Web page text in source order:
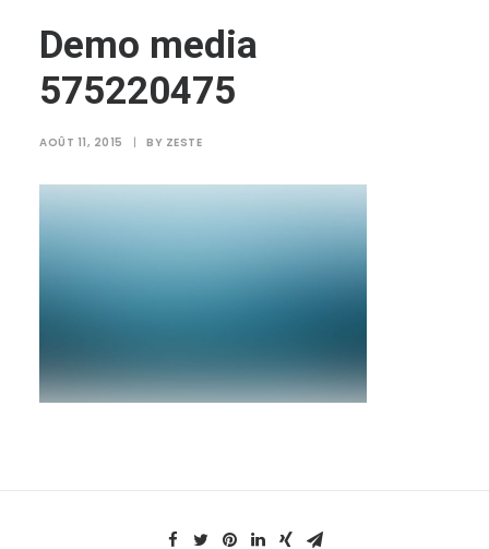
Demo media
575220475
AOÛT 11, 2015 | BY ZESTE